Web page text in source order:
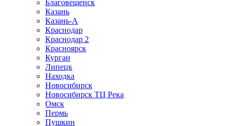
Благовещенск
Казань
Казань-А
Краснодар
Краснодар 2
Красноярск
Курган
Липецк
Находка
Новосибирск
Новосибирск ТЦ Река
Омск
Пермь
Пушкин